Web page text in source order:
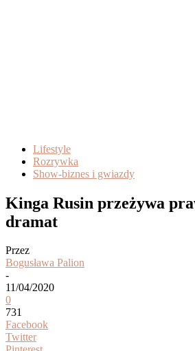
Lifestyle
Rozrywka
Show-biznes i gwiazdy
Kinga Rusin przeżywa
dramat
Przez
Bogusława Palion
-
11/04/2020
0
731
Facebook
Twitter